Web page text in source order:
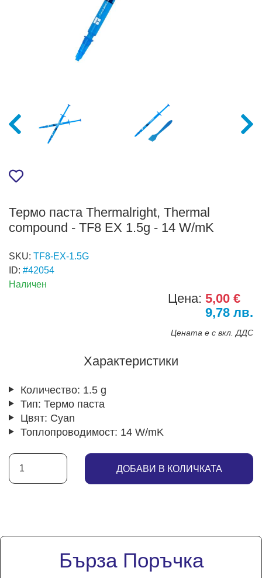
Термо паста Thermalright, Thermal
compound - TF8 EX 1.5g - 14 W/mK
SKU: TF8-EX-1.5G
ID: #42054
Наличен
Цена: 5,00 €
9,78 лв.
Цената е с вкл. ДДС
Характеристики
Количество: 1.5 g
Тип: Термо паста
Цвят: Cyan
Топлопроводимост: 14 W/mK
ДОБАВИ В КОЛИЧКАТА
Бърза Поръчка